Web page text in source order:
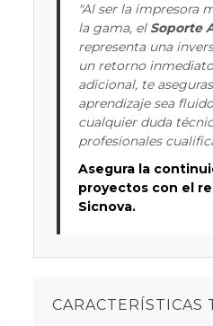
"Al ser la impresora
la gama, el Soporte
representa una
un retorno
adicional, te
aprendizaje sea
cualquier duda
profesionales
Asegura la
proyectos con el
Sicnova.
CARACTERÍSTICAS